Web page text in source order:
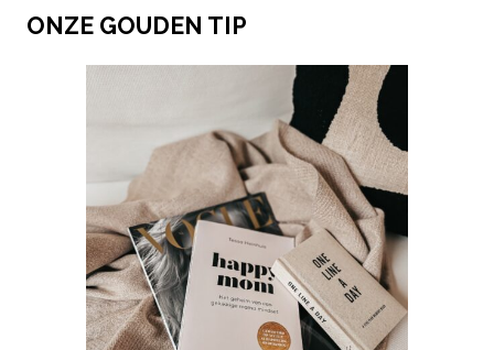
ONZE GOUDEN TIP